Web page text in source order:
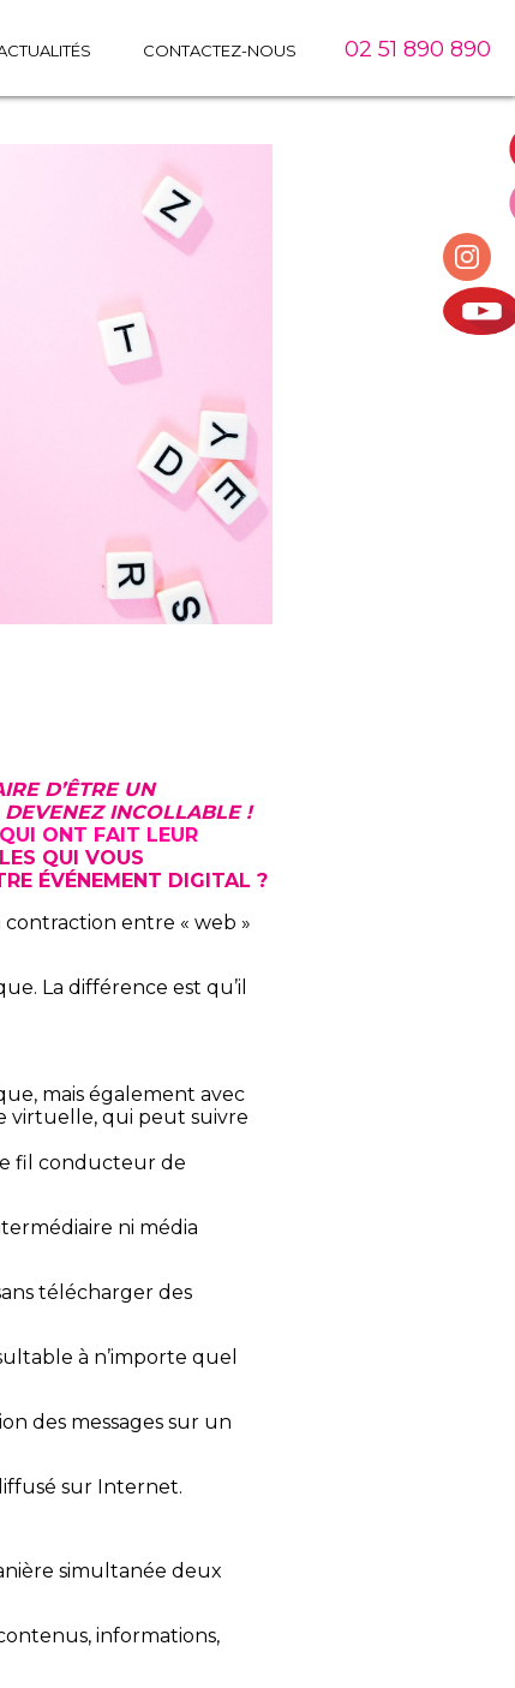
CONTACTEZ-NOUS 02 51 890 890
D’ÊTRE UN
DEVENEZ INCOLLABLE !
ONT FAIT LEUR
QUI VOUS
ÉVÉNEMENT DIGITAL ?
entre « web »
La différence est qu’il
mais également avec
virtuelle, qui peut suivre
fil conducteur de
ni média
télécharger des
à n’importe quel
des messages sur un
sur Internet.
simultanée deux
informations,